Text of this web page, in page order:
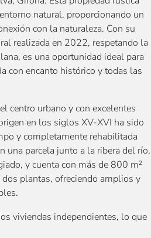
natural, proporcionando un
con la naturaleza. Con su
realizada en 2022, respetando la
es una oportunidad ideal para
con encanto histórico y todas las
centro urbano y con excelentes
en los siglos XV-XVI ha sido
y completamente rehabilitada
una parcela junto a la ribera del río,
y cuenta con más de 800 m²
plantas, ofreciendo amplios y
viviendas independientes, lo que